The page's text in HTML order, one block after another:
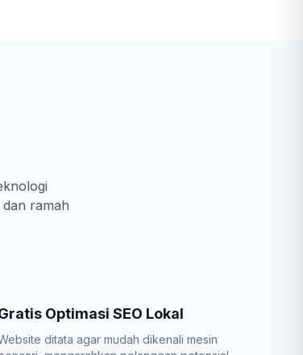
ramah
Optimasi SEO Lokal
ditata agar mudah dikenali mesin